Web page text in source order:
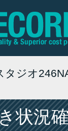
タジオ
状況